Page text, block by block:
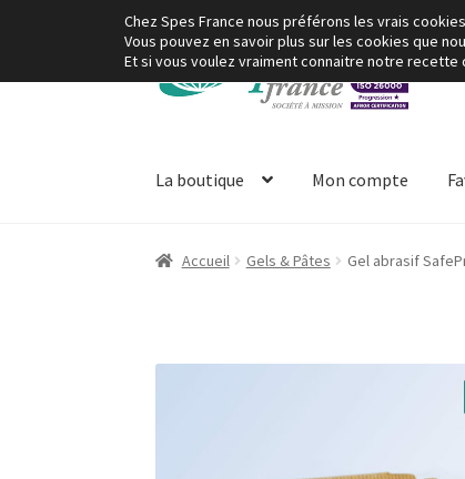
Aller
à
Aller
au
La boutique Mon compte
Accueil Gels & Pâtes Gel abrasif
Chez Spes France nous préférons les vrais
Vous pouvez en savoir plus sur les cookies que
Et si vous voulez vraiment connaitre notre